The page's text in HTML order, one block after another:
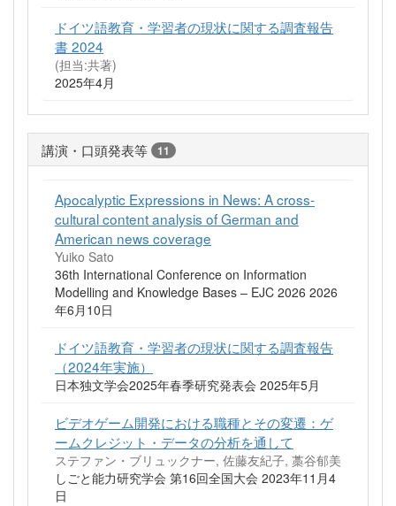
ドイツ語教育・学習者の現状に関する調査報告
書 2024
(担当:共著)
2025年4月
講演・口頭発表等 11
Apocalyptic Expressions in News: A cross-
cultural content analysis of German and
American news coverage
Yuiko Sato
36th International Conference on Information
Modelling and Knowledge Bases – EJC 2026 2026
年6月10日
ドイツ語教育・学習者の現状に関する調査報告
（2024年実施）
日本独文学会2025年春季研究発表会 2025年5月
ビデオゲーム開発における職種とその変遷：ゲ
ームクレジット・データの分析を通して
ステファン・ブリュックナー, 佐藤友紀子, 藁谷郁美
しごと能力研究学会 第16回全国大会 2023年11月4
日